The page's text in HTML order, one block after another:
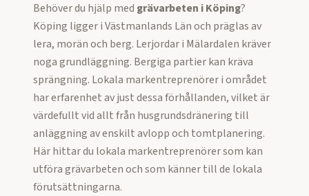
Behöver du hjälp med grävarbeten iKöping?
Köping ligger i Västmanlands Län och präglas av
lera, morän och berg. Lerjordar i Mälardalen kräver
noga grundläggning. Bergiga partier kan kräva
sprängning. Lokala markentreprenörer i området
har erfarenhet av just dessa förhållanden, vilket är
värdefullt vid allt från husgrundsdränering till
anläggning av enskilt avlopp och tomtplanering.
Här hittar du lokala markentreprenörer som kan
utföragrävarbetenoch som känner till de lokala
förutsättningarna.